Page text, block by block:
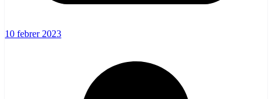
10 febrer 2023